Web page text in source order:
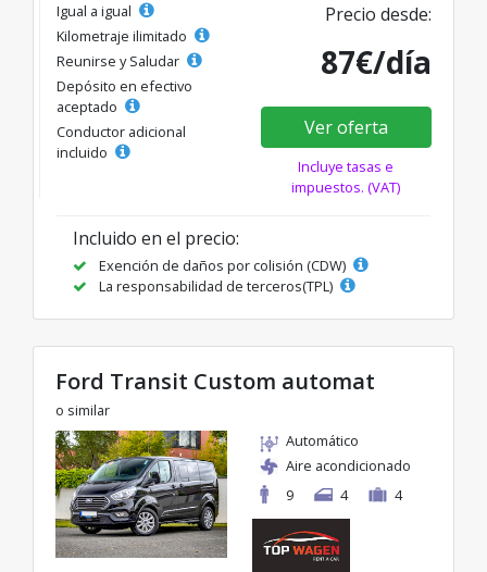
Igual a igual
Kilometraje ilimitado
Reunirse y Saludar
Depósito en efectivo
aceptado
Conductor adicional
incluido
Precio desde:
87€/día
Ver oferta
Incluye tasas e
impuestos. (VAT)
Incluido en el precio:
Exención de daños por colisión (CDW)
La responsabilidad de terceros(TPL)
Ford Transit Custom automat
o similar
Automático
Aire acondicionado
9
4 4